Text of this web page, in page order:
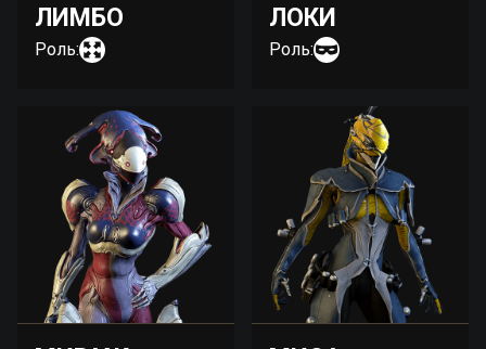
ЛИМБО
Роль:
ЛОКИ
Роль: